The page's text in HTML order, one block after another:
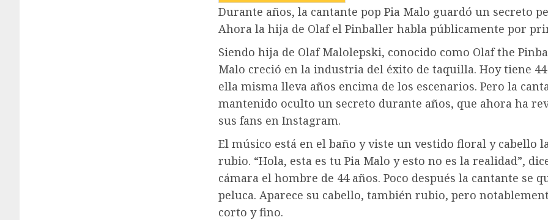
Durante años, la cantante pop Pia Malo guardó un secreto
Ahora la hija de Olaf el Pinballer habla públicamente por
Siendo hija de Olaf Malolepski, conocido como Olaf the
Malo creció en la industria del éxito de taquilla. Hoy tiene
ella misma lleva años encima de los escenarios. Pero la
mantenido oculto un secreto durante años, que ahora ha
sus fans en Instagram.
El músico está en el baño y viste un vestido floral y cabello
rubio. “Hola, esta es tu Pia Malo y esto no es la realidad”,
cámara el hombre de 44 años. Poco después la cantante se
peluca. Aparece su cabello, también rubio, pero
corto y fino.